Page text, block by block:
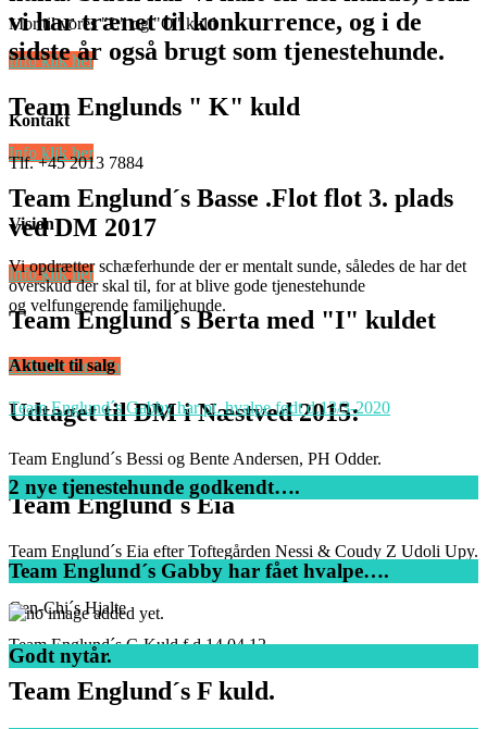
Mor til vores "L" og "O" kuld
Info klik her
Team Englunds " K" kuld
Info klik her
Team Englund´s Basse .Flot flot 3. plads
ved DM 2017
Info klik her
Team Englund´s Berta med "I" kuldet
Klik her for info
Udtaget til DM i Næstved 2015:
Team Englund´s Bessi og Bente Andersen, PH Odder.
Team Englund´s Eia
Team Englund´s Eia efter Toftegården Nessi & Coudy Z Udoli Upy.
HD: A - AD: 0.
Gen-Chi´s Hjalte
Team Englund´s C-Kuld f.d.14.04.12
Team Englund´s F kuld.
vi har trænet til konkurrence, og i de
sidste år også brugt som tjenestehunde.
Kontakt
Tlf. +45 2013 7884
Vision
Vi opdrætter schæferhunde der er mentalt sunde, således de har det
overskud der skal til, for at blive gode tjenestehunde
og velfungerende familiehunde.
Aktuelt til salg
Team Englund´s Gabby har pt. hvalpe født d.13/3-2020
2 nye tjenestehunde godkendt….
Team Englund´s Gabby har fået hvalpe….
Godt nytår.